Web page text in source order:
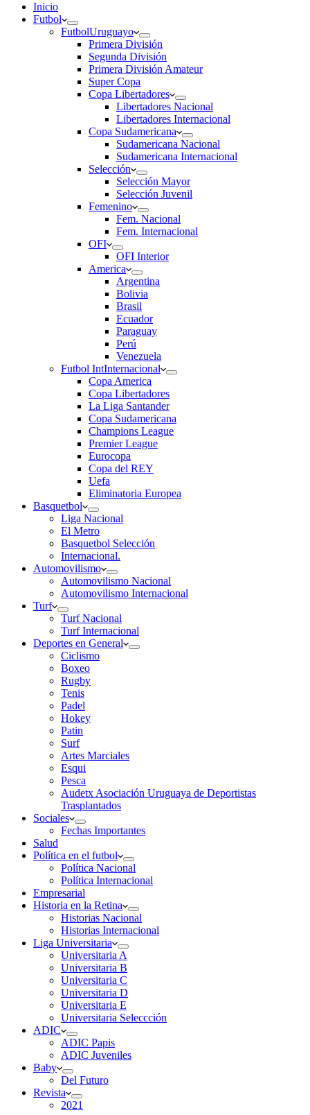
Inicio
Futbol
FutbolUruguayo
Primera División
Segunda División
Primera División Amateur
Super Copa
Copa Libertadores
Libertadores Nacional
Libertadores Internacional
Copa Sudamericana
Sudamericana Nacional
Sudamericana Internacional
Selección
Selección Mayor
Selección Juvenil
Femenino
Fem. Nacional
Fem. Internacional
OFI
OFI Interior
America
Argentina
Bolivia
Brasil
Ecuador
Paraguay
Perú
Venezuela
Futbol IntInternacional
Copa America
Copa Libertadores
La Liga Santander
Copa Sudamericana
Champions League
Premier League
Eurocopa
Copa del REY
Uefa
Eliminatoria Europea
Basquetbol
Liga Nacional
El Metro
Basquetbol Selección
Internacional.
Automovilismo
Automovilismo Nacional
Automovilismo Internacional
Turf
Turf Nacional
Turf Internacional
Deportes en General
Ciclismo
Boxeo
Rugby
Tenis
Padel
Hokey
Patin
Surf
Artes Marciales
Esqui
Pesca
Audetx Asociación Uruguaya de Deportistas
Trasplantados
Sociales
Fechas Importantes
Salud
Política en el futbol
Política Nacional
Política Internacional
Empresarial
Historia en la Retina
Historias Nacional
Historias Internacional
Liga Universitaria
Universitaria A
Universitaria B
Universitaria C
Universitaria D
Universitaria E
Universitaria Seleccción
ADIC
ADIC Papis
ADIC Juveniles
Baby
Del Futuro
Revista
2021